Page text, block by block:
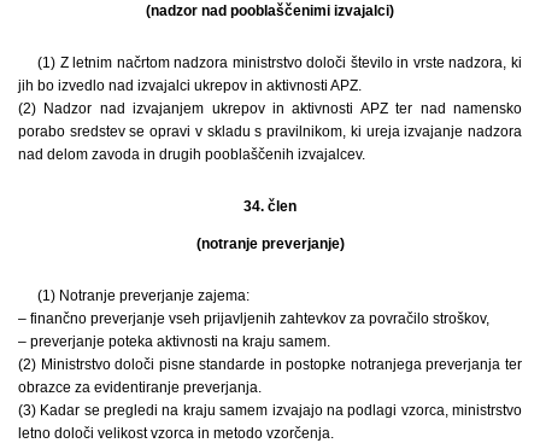
(nadzor nad pooblaščenimi izvajalci)
(1) Z letnim načrtom nadzora ministrstvo določi število in vrste nadzora, ki
jih bo izvedlo nad izvajalci ukrepov in aktivnosti APZ.
(2) Nadzor nad izvajanjem ukrepov in aktivnosti APZ ter nad namensko
porabo sredstev se opravi v skladu s pravilnikom, ki ureja izvajanje nadzora
nad delom zavoda in drugih pooblaščenih izvajalcev.
34. člen
(notranje preverjanje)
(1) Notranje preverjanje zajema:
– finančno preverjanje vseh prijavljenih zahtevkov za povračilo stroškov,
– preverjanje poteka aktivnosti na kraju samem.
(2) Ministrstvo določi pisne standarde in postopke notranjega preverjanja ter
obrazce za evidentiranje preverjanja.
(3) Kadar se pregledi na kraju samem izvajajo na podlagi vzorca, ministrstvo
letno določi velikost vzorca in metodo vzorčenja.